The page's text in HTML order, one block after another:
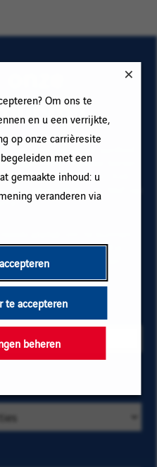
Om ons te
en u een verrijkte,
op onze carrièresite
met een
gemaakte inhoud: u
veranderen via
te accepteren
beheren
om ons vacature aanbod
over nieuwe banen
en voorkeuren in. Klik
op "Abonneren" en blijf op
Voor meer informatie
en over uw rechten,